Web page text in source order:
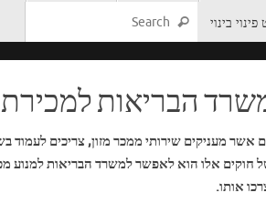
בינוי
הבריאות למכירת
אשר מעניקים שירותי ממכר מזון, צריכים
אלו הוא לאפשר למשרד הבריאות למנוע
אותו.